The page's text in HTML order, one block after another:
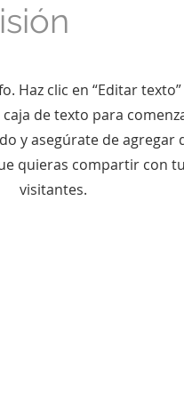
Haz clic en “Editar t
de texto para
y asegúrate de agregar
quieras compartir con
visitantes.